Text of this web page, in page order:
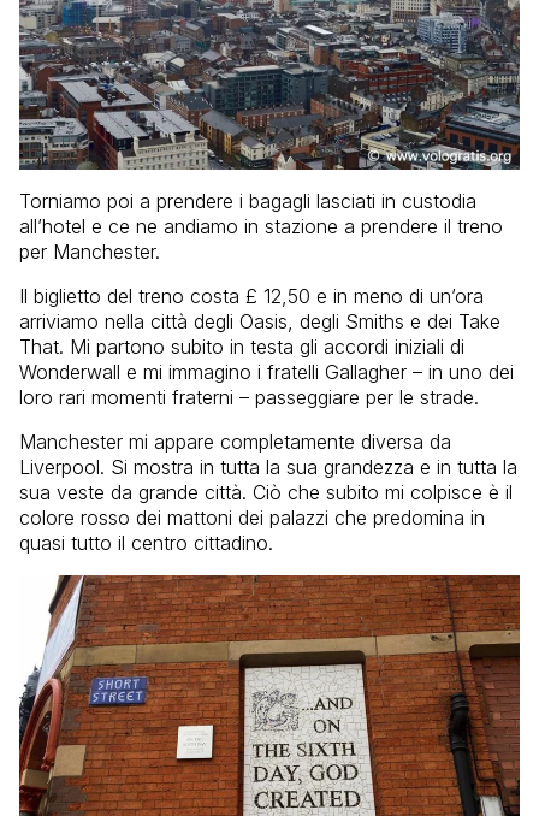
Torniamo poi a prendere i bagagli lasciati in custodia
all’hotel e ce ne andiamo in stazione a prendere il treno
per Manchester.
Il biglietto del treno costa £ 12,50 e in meno di un’ora
arriviamo nella città degli Oasis, degli Smiths e dei Take
That. Mi partono subito in testa gli accordi iniziali di
Wonderwall e mi immagino i fratelli Gallagher – in uno dei
loro rari momenti fraterni – passeggiare per le strade.
Manchester mi appare completamente diversa da
Liverpool. Si mostra in tutta la sua grandezza e in tutta la
sua veste da grande città. Ciò che subito mi colpisce è il
colore rosso dei mattoni dei palazzi che predomina in
quasi tutto il centro cittadino.